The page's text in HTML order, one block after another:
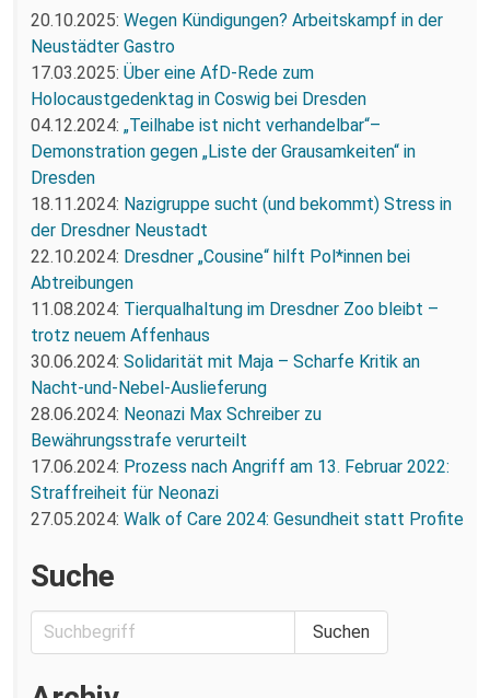
20.10.2025: Wegen Kündigungen? Arbeitskampf in der
Neustädter Gastro
17.03.2025: Über eine AfD-Rede zum
Holocaustgedenktag in Coswig bei Dresden
04.12.2024: „Teilhabe ist nicht verhandelbar“–
Demonstration gegen „Liste der Grausamkeiten“ in
Dresden
18.11.2024: Nazigruppe sucht (und bekommt) Stress in
der Dresdner Neustadt
22.10.2024: Dresdner „Cousine“ hilft Pol*innen bei
Abtreibungen
11.08.2024: Tierqualhaltung im Dresdner Zoo bleibt –
trotz neuem Affenhaus
30.06.2024: Solidarität mit Maja – Scharfe Kritik an
Nacht-und-Nebel-Auslieferung
28.06.2024: Neonazi Max Schreiber zu
Bewährungsstrafe verurteilt
17.06.2024: Prozess nach Angriff am 13. Februar 2022:
Straffreiheit für Neonazi
27.05.2024: Walk of Care 2024: Gesundheit statt Profite
Suche